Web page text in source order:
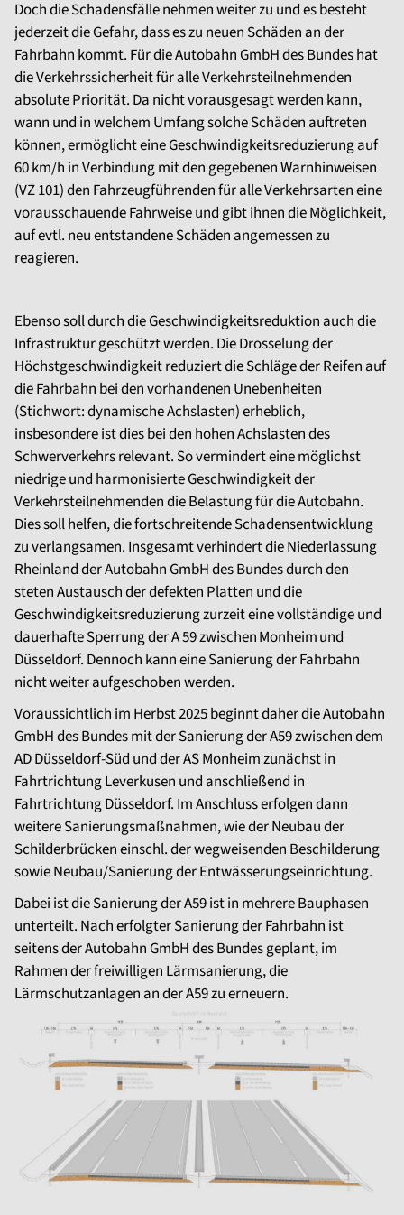
Doch die Schadensfälle nehmen weiter zu und es besteht
jederzeit die Gefahr, dass es zu neuen Schäden an der
Fahrbahn kommt. Für die Autobahn GmbH des Bundes hat
die Verkehrssicherheit für alle Verkehrsteilnehmenden
absolute Priorität. Da nicht vorausgesagt werden kann,
wann und in welchem Umfang solche Schäden auftreten
können, ermöglicht eine Geschwindigkeitsreduzierung auf
60 km/h in Verbindung mit den gegebenen Warnhinweisen
(VZ 101) den Fahrzeugführenden für alle Verkehrsarten eine
vorausschauende Fahrweise und gibt ihnen die Möglichkeit,
auf evtl. neu entstandene Schäden angemessen zu
reagieren.
Ebenso soll durch die Geschwindigkeitsreduktion auch die
Infrastruktur geschützt werden. Die Drosselung der
Höchstgeschwindigkeit reduziert die Schläge der Reifen auf
die Fahrbahn bei den vorhandenen Unebenheiten
(Stichwort: dynamische Achslasten) erheblich,
insbesondere ist dies bei den hohen Achslasten des
Schwerverkehrs relevant. So vermindert eine möglichst
niedrige und harmonisierte Geschwindigkeit der
Verkehrsteilnehmenden die Belastung für die Autobahn.
Dies soll helfen, die fortschreitende Schadensentwicklung
zu verlangsamen. Insgesamt verhindert die Niederlassung
Rheinland der Autobahn GmbH des Bundes durch den
steten Austausch der defekten Platten und die
Geschwindigkeitsreduzierung zurzeit eine vollständige und
dauerhafte Sperrung der A 59 zwischen Monheim und
Düsseldorf. Dennoch kann eine Sanierung der Fahrbahn
nicht weiter aufgeschoben werden.
Voraussichtlich im Herbst 2025 beginnt daher die Autobahn
GmbH des Bundes mit der Sanierung der A59 zwischen dem
AD Düsseldorf-Süd und der AS Monheim zunächst in
Fahrtrichtung Leverkusen und anschließend in
Fahrtrichtung Düsseldorf. Im Anschluss erfolgen dann
weitere Sanierungsmaßnahmen, wie der Neubau der
Schilderbrücken einschl. der wegweisenden Beschilderung
sowie Neubau/Sanierung der Entwässerungseinrichtung.
Dabei ist die Sanierung der A59 ist in mehrere Bauphasen
unterteilt. Nach erfolgter Sanierung der Fahrbahn ist
seitens der Autobahn GmbH des Bundes geplant, im
Rahmen der freiwilligen Lärmsanierung, die
Lärmschutzanlagen an der A59 zu erneuern.